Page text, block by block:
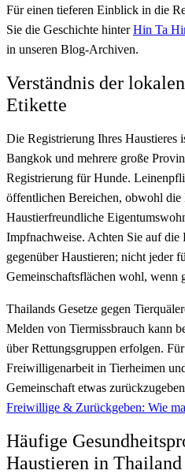
Für einen tieferen Einblick in die
Sie die Geschichte hinterHin Ta
in unseren Blog-Archiven.
Verständnis der
Etikette
Die Registrierung Ihres Haustieres
Bangkok und mehrere große
Registrierung für Hunde.
öffentlichen Bereichen, obwohl die
Haustierfreundliche
Impfnachweise. Achten Sie auf die
gegenüber Haustieren; nicht jeder
Gemeinschaftsflächen wohl, wenn
Thailands Gesetze gegen
Melden von Tiermissbrauch kann
über Rettungsgruppen erfolgen.
Freiwilligenarbeit in Tierheimen
Gemeinschaft etwas
Freiwillige & Zurückgeben: Wie
Häufige
Haustieren in Thailand